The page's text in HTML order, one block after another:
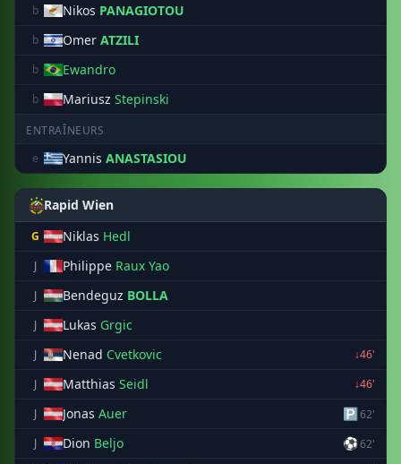
b Nikos PANAGIOTOU
b Omer ATZILI
b Ewandro
b Mariusz Stepinski
ENTRAÎNEURS
e
Yannis ANASTASIOU
Rapid Wien
G Niklas Hedl
J Philippe Raux Yao
J Bendeguz BOLLA
J Lukas Grgic
J Nenad Cvetkovic
↓46'
J
Matthias Seidl
↓46'
J
Jonas Auer 🅿62'
J
Dion Beljo ⚽62'